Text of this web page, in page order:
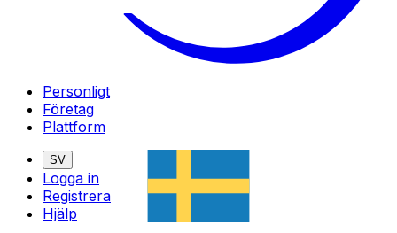
Personligt
Företag
Plattform
SV
Logga in
Registrera
Hjälp